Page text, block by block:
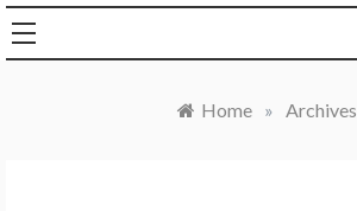
Home » Archives